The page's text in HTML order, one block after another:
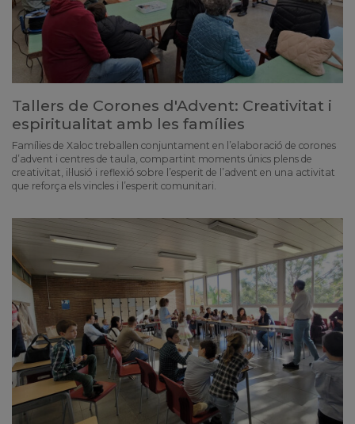
Tallers de Corones d'Advent: Creativitat i
espiritualitat amb les famílies
Famílies de Xaloc treballen conjuntament en l’elaboració de corones
d’advent i centres de taula, compartint moments únics plens de
creativitat, il·lusió i reflexió sobre l’esperit de l’advent en una activitat
que reforça els vincles i l’esperit comunitari.